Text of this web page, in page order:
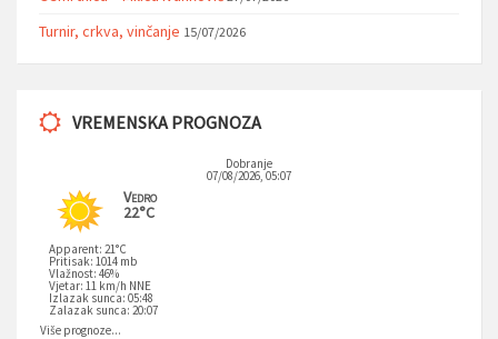
Turnir, crkva, vinčanje 15/07/2026
VREMENSKA PROGNOZA
Dobranje
07/08/2026, 05:07
Vedro
22°C
Apparent: 21°C
Pritisak: 1014 mb
Vlažnost: 46%
Vjetar: 11 km/h NNE
Izlazak sunca: 05:48
Zalazak sunca: 20:07
Više prognoze...